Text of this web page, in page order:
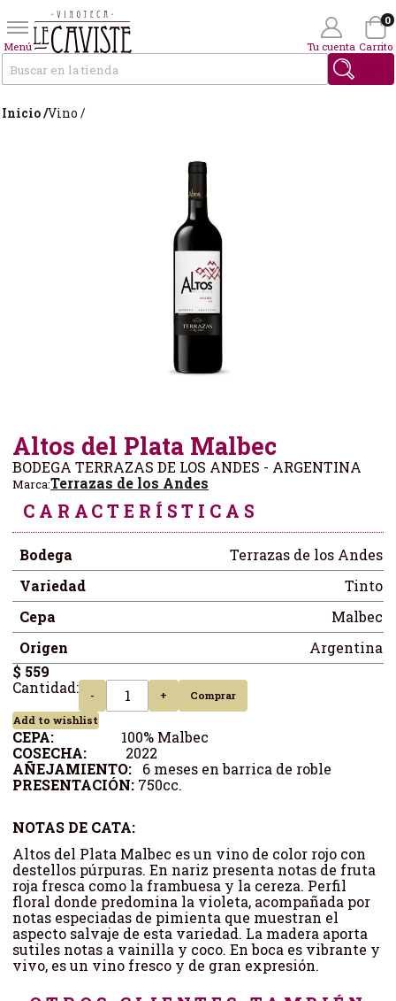
Menú Tu cuenta Carrito
0
Inicio /Vino /
Altos del Plata Malbec
BODEGA TERRAZAS DE LOS ANDES - ARGENTINA
Marca:Terrazas de los Andes
CARACTERÍSTICAS
Bodega
Terrazas de los Andes
Variedad
Tinto
Cepa
Malbec
Origen
Argentina
$ 559
Cantidad:
- +
Comprar
Add to wishlist
CEPA: 100% Malbec
COSECHA: 2022
AÑEJAMIENTO: 6 meses en barrica de roble
PRESENTACIÓN: 750cc.
NOTAS DE CATA:
Altos del Plata Malbec es un vino de color rojo con
destellos púrpuras. En nariz presenta notas de fruta
roja fresca como la frambuesa y la cereza. Perfil
floral donde predomina la violeta, acompañada por
notas especiadas de pimienta que muestran el
aspecto salvaje de esta variedad. La madera aporta
sutiles notas a vainilla y coco. En boca es vibrante y
vivo, es un vino fresco y de gran expresión.